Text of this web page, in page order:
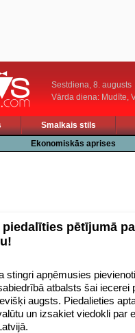
Sestdiena, 8. augusts
Vārda diena: Mudīte,
Smalkais stils
Ekonomiskās aprises
pētījumā
stingri apņēmusies
atbalsts šai iecerei
augsts. Piedalieties
un izsakiet viedokli par